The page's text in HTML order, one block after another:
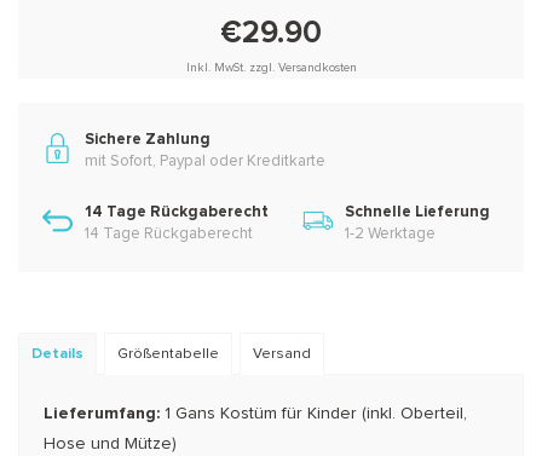
€29.90
Inkl. MwSt. zzgl. Versandkosten
Sichere Zahlung
mit Sofort, Paypal oder Kreditkarte
14 Tage Rückgaberecht
14 Tage Rückgaberecht
Schnelle Lieferung
1-2 Werktage
Details Größentabelle Versand
Lieferumfang: 1 Gans Kostüm für Kinder (inkl. Oberteil,
Hose und Mütze)